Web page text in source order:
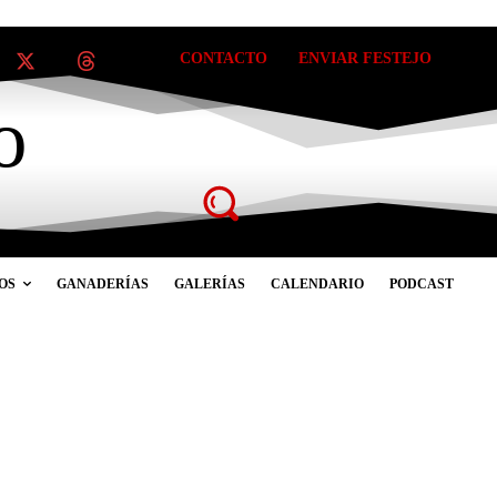
CONTACTO ENVIAR FESTEJO
GANADERÍAS GALERÍAS CALENDARIO PODCAST